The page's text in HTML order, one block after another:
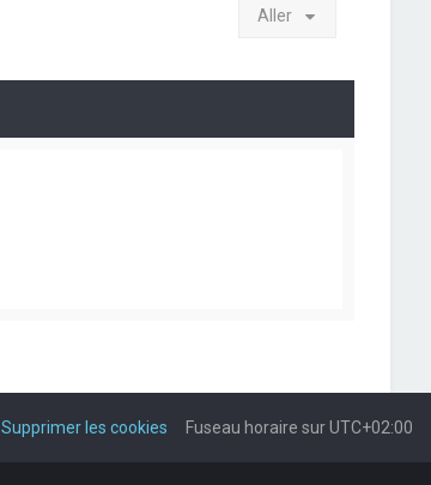
Aller
Fuseau horaire surUTC+02:00
Supprimer les cookies